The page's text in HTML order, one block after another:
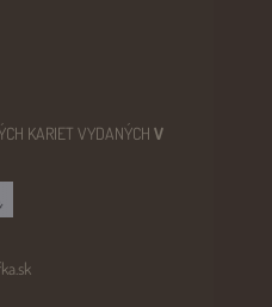
KARIET VYDANÝCH V